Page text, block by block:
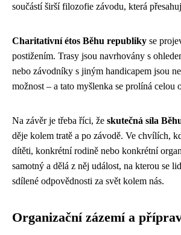
součástí širší filozofie závodu, která
Charitativní étos Běhu republiky se
postižením. Trasy jsou navrhovány s
nebo závodníky s jiným handicapem jsou
možnost – a tato myšlenka se prolíná
Na závěr je třeba říci, že skutečná síla
děje kolem tratě a po závodě. Ve chvílích,
dítěti, konkrétní rodině nebo konkrétní
samotný a dělá z něj událost, na kterou se
sdílené odpovědnosti za svět kolem nás.
Organizační zázemí a